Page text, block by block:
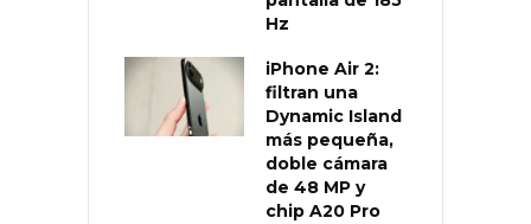
Hz
iPhone Air 2:
filtran una
Dynamic Island
más pequeña,
doble cámara
de 48 MP y
chip A20 Pro